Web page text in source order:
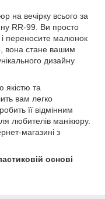
на вечірку всього за
RR-99. Ви просто
і переносите малюнок
вона стане вашим
дизайну
якістю та
вам легко
її відмінним
любителів манікюру.
магазині з
основі